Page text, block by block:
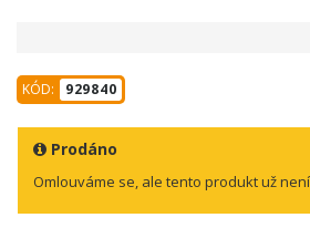
KÓD: 929840
Prodáno
Omlouváme se, ale tento produkt už